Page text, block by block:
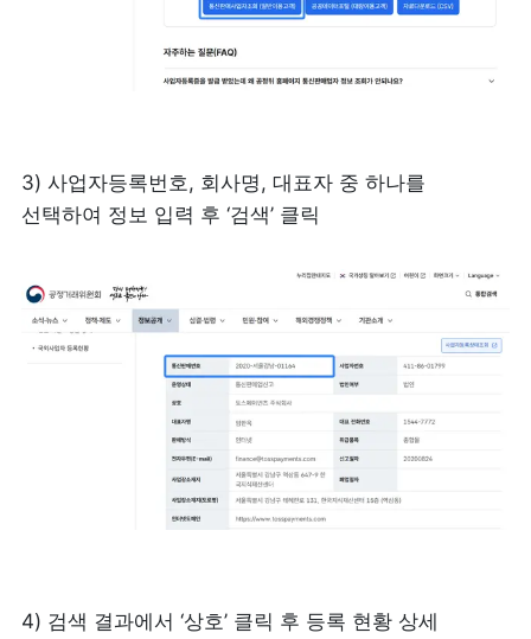
3) 사업자등록번호, 회사명, 대표자 중 하나를
선택하여 정보 입력 후 ‘검색’ 클릭
4) 검색 결과에서 ‘상호’ 클릭 후 등록 현황 상세